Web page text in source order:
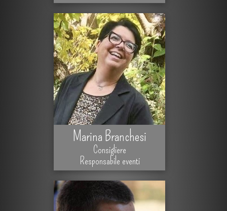
Marina Branchesi
Consigliere
Responsabile eventi